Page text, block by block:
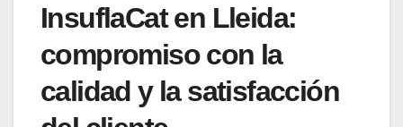
InsuflaCat en Lleida:
compromiso con la
calidad y la satisfacción